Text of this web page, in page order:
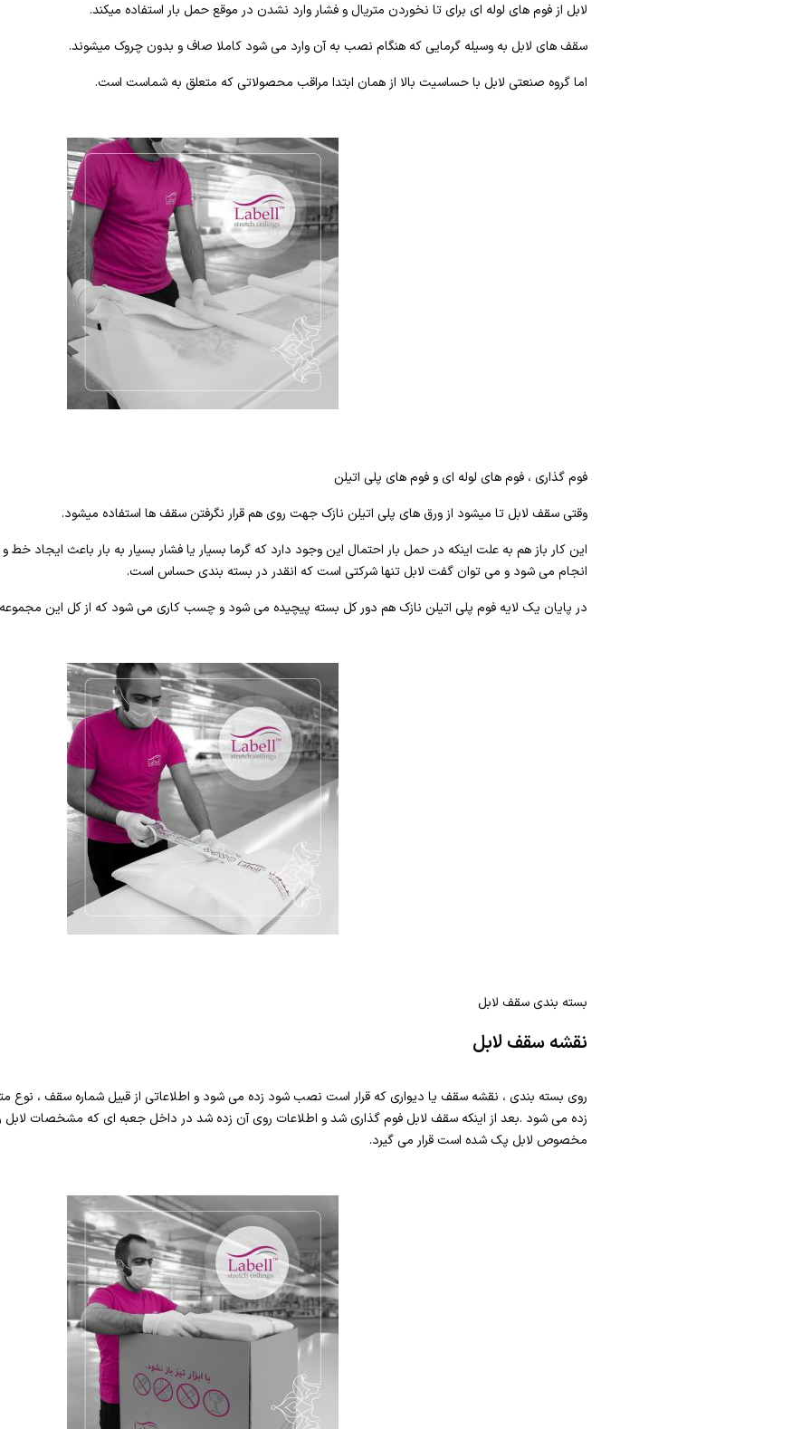
لابل از فوم های لوله ای برای تا نخوردن متریال و فشار وارد نشدن در موقع حمل بار استفاده میکند.
سقف های لابل به وسیله گرمایی که هنگام نصب به آن وارد می شود کاملا صاف و بدون چروک میشوند.
اما گروه صنعتی لابل با حساسیت بالا از همان ابتدا مراقب محصولاتی که متعلق به شماست است.
فوم گذاری ، فوم های لوله ای و فوم های پلی اتیلن
وقتی سقف لابل تا میشود از ورق های پلی اتیلن نازک جهت روی هم قرار نگرفتن سقف ها استفاده میشود.
این کار باز هم به علت اینکه در حمل بار احتمال این وجود دارد که گرما بسیار یا فشار بسیار به بار باعث ایجاد
انجام می شود و می توان گفت لابل تنها شرکتی است که انقدر در بسته بندی حساس است.
در پایان یک لایه فوم پلی اتیلن نازک هم دور کل بسته پیچیده می شود و چسب کاری می شود که از کل این
بسته بندی سقف لابل
نقشه سقف لابل
روی بسته بندی ، نقشه سقف یا دیواری که قرار است نصب شود زده می شود و اطلاعاتی از قبیل شماره سقف ، نوع
زده می شود .بعد از اینکه سقف لابل فوم گذاری شد و اطلاعات روی آن زده شد در داخل جعبه ای که مشخصات
مخصوص لابل پک شده است قرار می گیرد.